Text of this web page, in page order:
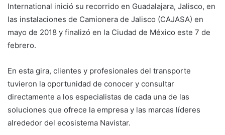
International inició su recorrido en Guadalajara, Jalisco, en
las instalaciones de Camionera de Jalisco (CAJASA) en
mayo de 2018 y finalizó en la Ciudad de México este 7 de
febrero.
En esta gira, clientes y profesionales del transporte
tuvieron la oportunidad de conocer y consultar
directamente a los especialistas de cada una de las
soluciones que ofrece la empresa y las marcas líderes
alrededor del ecosistema Navistar.